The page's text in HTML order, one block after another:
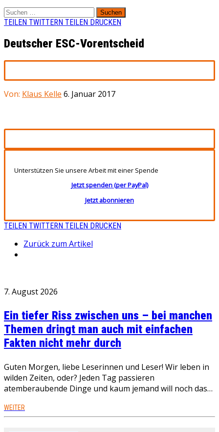
Suchen
nach:
TEILEN TWITTERN TEILEN DRUCKEN
Deutscher ESC-Vorentscheid
Von: Klaus Kelle 6. Januar 2017
Unterstützen Sie unsere Arbeit mit einer Spende
Jetzt spenden (per PayPal)
Jetzt abonnieren
TEILEN TWITTERN TEILEN DRUCKEN
Zurück zum Artikel
7. August 2026
Ein tiefer Riss zwischen uns – bei manchen
Themen dringt man auch mit einfachen
Fakten nicht mehr durch
Guten Morgen, liebe Leserinnen und Leser! Wir leben in
wilden Zeiten, oder? Jeden Tag passieren
atemberaubende Dinge und kaum jemand will noch das…
WEITER